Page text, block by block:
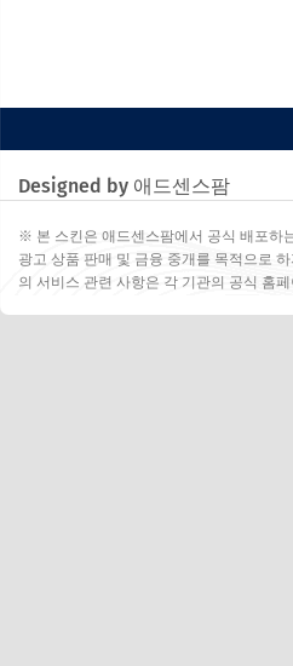
Designed by 애드센스팜
※ 본 스킨은 애드센스팜에서 공식 배포하
광고 상품 판매 및 금융 중개를 목적으로
의 서비스 관련 사항은 각 기관의 공식 홈